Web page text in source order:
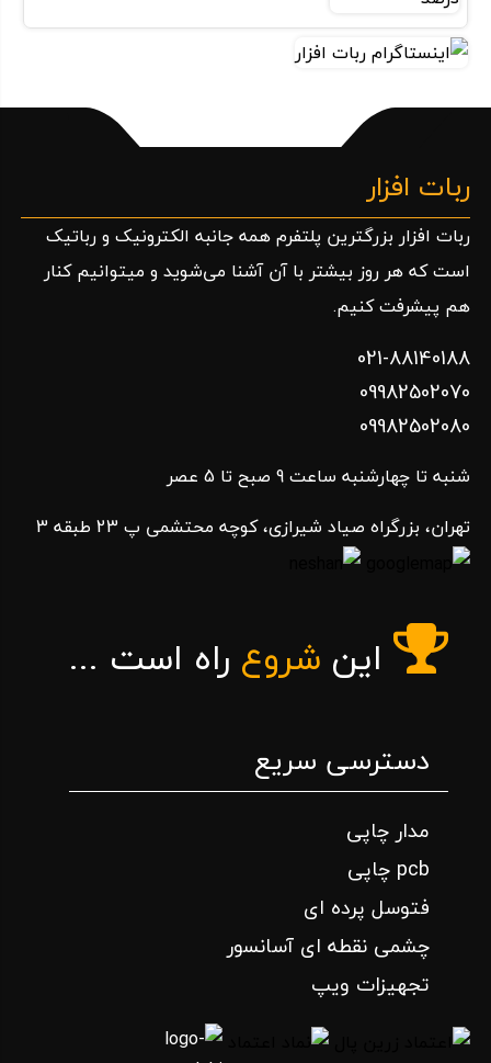
ربات افزار
ربات افزار بزرگترین پلتفرم همه جانبه الکترونیک و رباتیک
است که هر روز بیشتر با آن آشنا می‌شوید و میتوانیم کنار
هم پیشرفت کنیم.
021-88140188
09982502070
09982502080
شنبه تا چهارشنبه ساعت 9 صبح تا 5 عصر
تهران، بزرگراه صیاد شیرازی، کوچه محتشمی پ 23 طبقه 3
این شروع راه است ...
دسترسی سریع
مدار چاپی
pcb چاپی
فتوسل پرده ای
چشمی نقطه ای آسانسور
تجهیزات ویپ